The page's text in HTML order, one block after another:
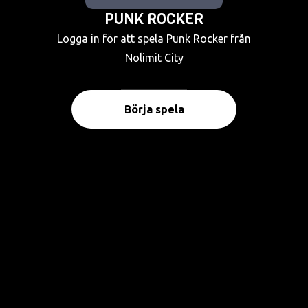
PUNK ROCKER
Logga in för att spela Punk Rocker från
Nolimit City
Börja spela